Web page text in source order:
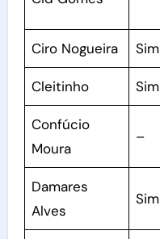
Ciro Nogueira Sim
Cleitinho Sim
Confúcio
Moura
–
Damares
Alves
Sim